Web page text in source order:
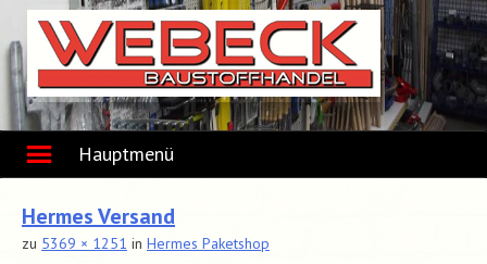
content
Hauptmenü
Hermes Versand
zu 5369 × 1251 in Hermes Paketshop